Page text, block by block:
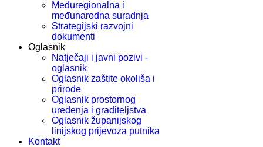
Međuregionalna i
međunarodna suradnja
Strategijski razvojni
dokumenti
Oglasnik
Natječaji i javni pozivi -
oglasnik
Oglasnik zaštite okoliša i
prirode
Oglasnik prostornog
uređenja i graditeljstva
Oglasnik županijskog
linijskog prijevoza putnika
Kontakt